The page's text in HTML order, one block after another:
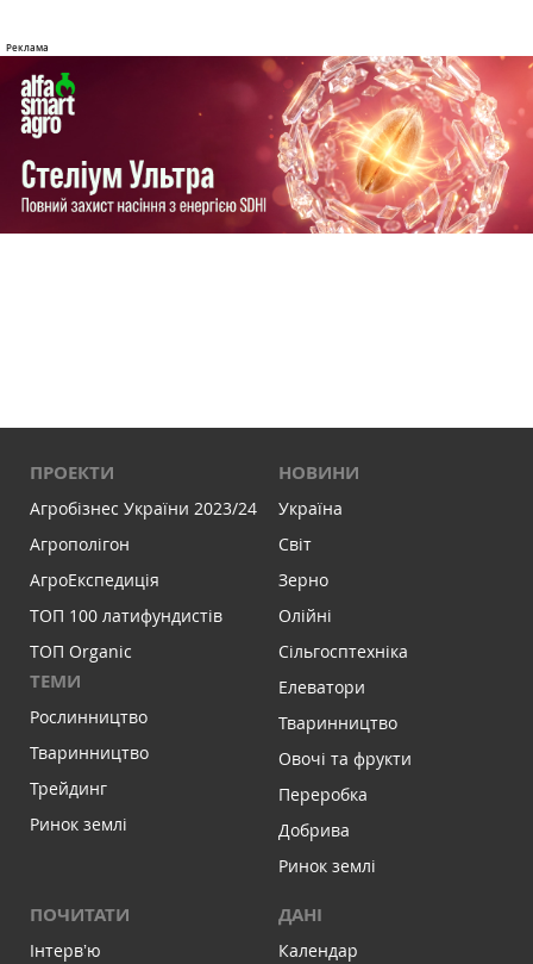
ПРОЕКТИ
Агробізнес України 2023/24
Агрополігон
АгроЕкспедиція
ТОП 100 латифундистів
ТОП Organic
ТЕМИ
Рослинництво
Тваринництво
Трейдинг
Ринок землі
НОВИНИ
Україна
Світ
Зерно
Олійні
Сільгосптехніка
Елеватори
Тваринництво
Овочі та фрукти
Переробка
Добрива
Ринок землі
ПОЧИТАТИ
Інтервʼю
ДАНІ
Календар